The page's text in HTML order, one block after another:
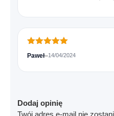
Oceniono 5
na 5
Paweł–14/04/2024
Dodaj opinię
Twój adres e-mail nie